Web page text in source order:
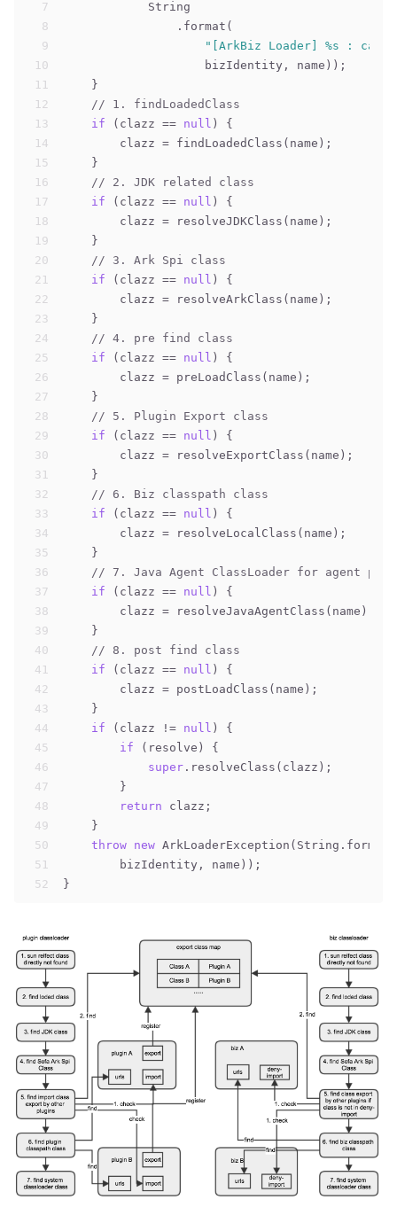
7
8
9
10
11
12
13
14
15
16
17
18
19
20
21
22
23
24
25
26
27
28
29
30
31
32
33
34
35
36
37
38
39
40
41
42
43
44
45
46
47
48
49
50
51
52
            String
                .format(
"[ArkBiz Loader] %s : can
                    bizIdentity, name));
    }
// 1. findLoadedClass
if (clazz == null ) {
        clazz = findLoadedClass(name);
    }
// 2. JDK related class
if (clazz == null ) {
        clazz = resolveJDKClass(name);
    }
// 3. Ark Spi class
if (clazz == null ) {
        clazz = resolveArkClass(name);
    }
// 4. pre find class
if (clazz == null ) {
        clazz = preLoadClass(name);
    }
// 5. Plugin Export class
if (clazz == null ) {
        clazz = resolveExportClass(name);
    }
// 6. Biz classpath class
if (clazz == null ) {
        clazz = resolveLocalClass(name);
    }
// 7. Java Agent ClassLoader for agent
if (clazz == null ) {
        clazz = resolveJavaAgentClass(name);
    }
// 8. post find class
if (clazz == null ) {
        clazz = postLoadClass(name);
    }
if (clazz != null ) {
if (resolve) {
super .resolveClass(clazz);
        }
return clazz;
    }
throw new ArkLoaderException(String.format(
        bizIdentity, name));
}